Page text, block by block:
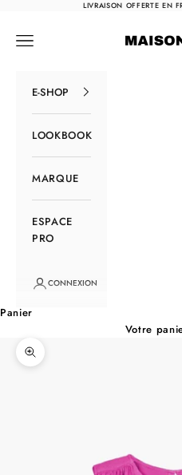
Passer au contenuLIVRAISON OFFERTE EN
Maison
Menu
E-SHOP
LOOKBOOK
MARQUE
ESPACE
PRO
CONNEXION
Panier
Votre
Zoomer sur l'image